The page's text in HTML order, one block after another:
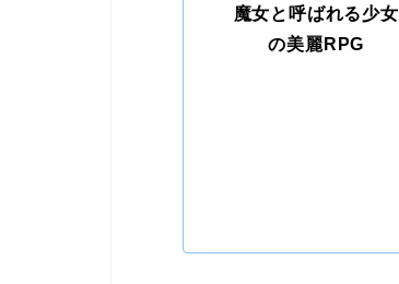
魔女と呼ばれる少女
の美麗RPG